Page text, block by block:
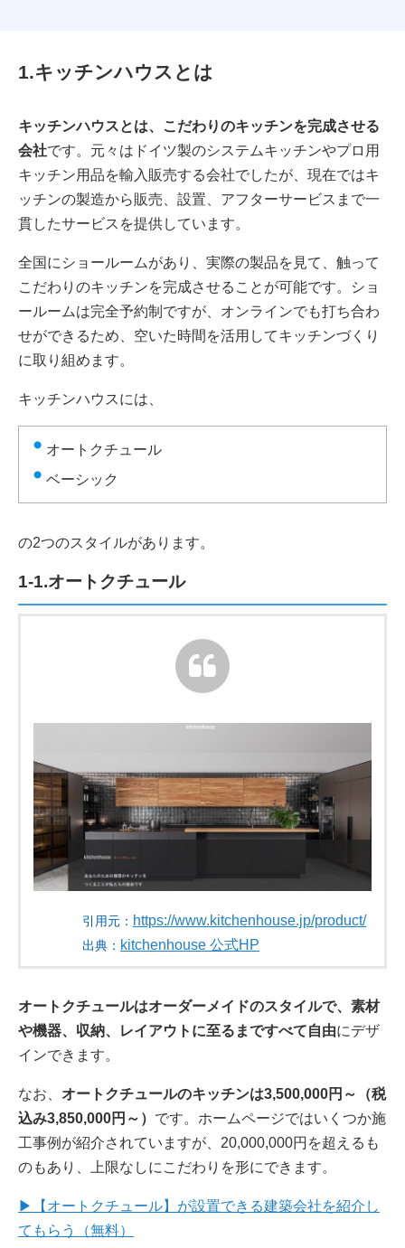
1.キッチンハウスとは
キッチンハウスとは、こだわりのキッチンを完成させる
会社です。元々はドイツ製のシステムキッチンやプロ用
キッチン用品を輸入販売する会社でしたが、現在ではキ
ッチンの製造から販売、設置、アフターサービスまで一
貫したサービスを提供しています。
全国にショールームがあり、実際の製品を見て、触って
こだわりのキッチンを完成させることが可能です。ショ
ールームは完全予約制ですが、オンラインでも打ち合わ
せができるため、空いた時間を活用してキッチンづくり
に取り組めます。
キッチンハウスには、
オートクチュール
ベーシック
の2つのスタイルがあります。
1-1.オートクチュール
引用元： https://www.kitchenhouse.jp/product/
出典： kitchenhouse 公式HP
オートクチュールはオーダーメイドのスタイルで、素材
や機器、収納、レイアウトに至るまですべて自由にデザ
インできます。
なお、 オートクチュールのキッチンは3,500,000円～（税
込み3,850,000円～） です。ホームページではいくつか施
工事例が紹介されていますが、20,000,000円を超えるも
のもあり、上限なしにこだわりを形にできます。
▶【オートクチュール】が設置できる建築会社を紹介し
てもらう（無料）